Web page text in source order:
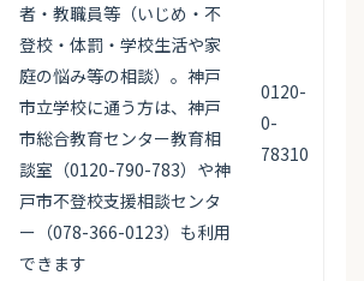
者・教職員等（いじめ・不
登校・体罰・学校生活や家
庭の悩み等の相談）。神戸
市立学校に通う方は、神戸
市総合教育センター教育相
談室（0120-790-783）や神
戸市不登校支援相談センタ
ー（078-366-0123）も利用
できます
0120-
0-
78310